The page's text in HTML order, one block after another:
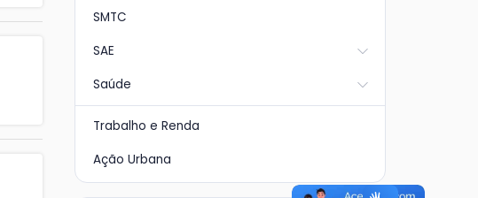
SMTC
SAE
Saúde
Trabalho e Renda
Ação Urbana